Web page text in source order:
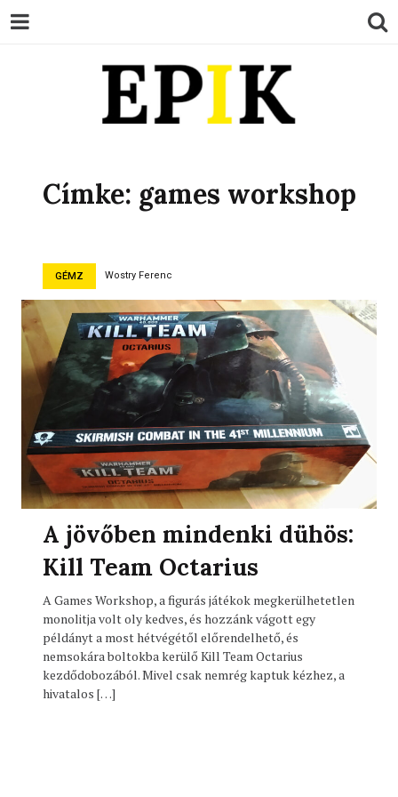
EPIK
Címke: games workshop
GÉMZ Wostry Ferenc
A jövőben mindenki dühös:
Kill Team Octarius
A Games Workshop, a figurás játékok megkerülhetetlen
monolitja volt oly kedves, és hozzánk vágott egy
példányt a most hétvégétől előrendelhető, és
nemsokára boltokba kerülő Kill Team Octarius
kezdődobozából. Mivel csak nemrég kaptuk kézhez, a
hivatalos […]